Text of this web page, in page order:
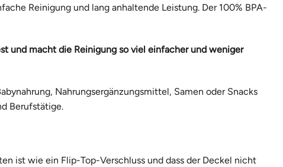
Reinigung und lang anhaltende Leistung. Der 100% BPA-
und macht die Reinigung so viel einfacher und weniger
Nahrungsergänzungsmittel, Samen oder Snacks
Berufstätige.
ist wie ein Flip-Top-Verschluss und dass der Deckel nicht